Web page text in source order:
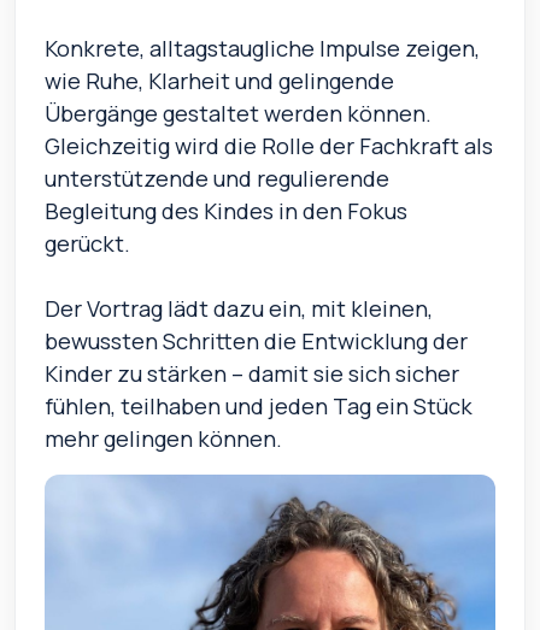
Konkrete, alltagstaugliche Impulse zeigen,
wie Ruhe, Klarheit und gelingende
Übergänge gestaltet werden können.
Gleichzeitig wird die Rolle der Fachkraft als
unterstützende und regulierende
Begleitung des Kindes in den Fokus
gerückt.
Der Vortrag lädt dazu ein, mit kleinen,
bewussten Schritten die Entwicklung der
Kinder zu stärken – damit sie sich sicher
fühlen, teilhaben und jeden Tag ein Stück
mehr gelingen können.